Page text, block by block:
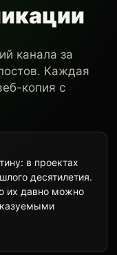
канала за
Каждая
копия с
в проектах
десятилетия.
их давно можно